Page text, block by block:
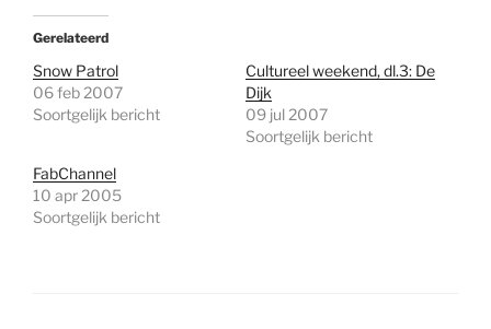
Gerelateerd
Snow Patrol
06 feb 2007
Soortgelijk bericht
Cultureel weekend, dl.3: De
Dijk
09 jul 2007
Soortgelijk bericht
FabChannel
10 apr 2005
Soortgelijk bericht